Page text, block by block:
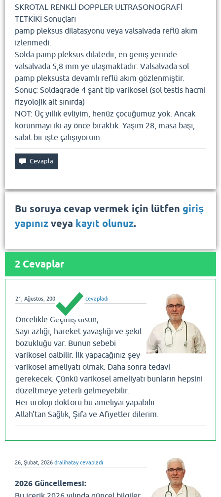
SKROTAL RENKLİ DOPPLER ULTRASONOGRAFİ
TETKİKİ Sonuçları
pamp pleksus dilatasyonu veya valsalvada reflü akım
izlenmedi.
Solda pamp pleksus dilatedir, en geniş yerinde
valsalvada 5,8 mm ye ulaşmaktadır. Valsalvada sol
pamp pleksusta devamlı reflü akım gözlenmiştir.
Sonuç: Soldagrade 4 şant tip varikosel (sol testis hacmi
fizyolojik alt sınırda)
NOT: Üç yıllık evliyim, henüz çocuğumuz yok. Ancak
korunmayı iki ay önce bıraktık. Yaşım 28, masa başı,
sabit bir işte çalışıyorum.
Bu soruya cevap vermek için lütfen giriş
yapınız veya kayıt olunuz.
2 Cevaplar
21, Ağustos, 2008 dralihatay cevapladı
Öncelikle Geçmiş olsun;
Sayı azlığı, hareket yavaşlığı ve şekil
bozukluğu var. Bunun sebebi
varikosel oalbilir. İlk yapacağınız şey
varikosel ameliyatı olmak. Daha sonra tedavi
gerekecek. Çünkü varikosel ameliyatı bunların hepsini
düzeltmeye yeterli gelmeyebilir.
Her uroloji doktoru bu ameliyaı yapabilir.
Allah'tan Sağlık, Şifa ve Afiyetler dilerim.
26, Şubat, 2026 dralihatay cevapladı
2026 Güncellemesi: